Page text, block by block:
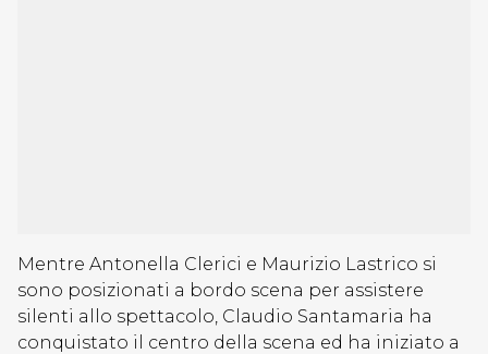
Mentre Antonella Clerici e Maurizio Lastrico si
sono posizionati a bordo scena per assistere
silenti allo spettacolo, Claudio Santamaria ha
conquistato il centro della scena ed ha iniziato a